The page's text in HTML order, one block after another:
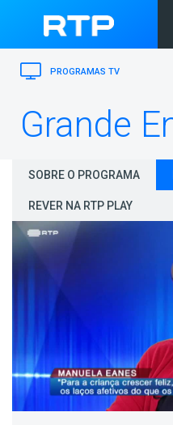
PROGRAMAS TV
Grande
SOBRE O PROGRAMA
REVER NA RTP PLAY